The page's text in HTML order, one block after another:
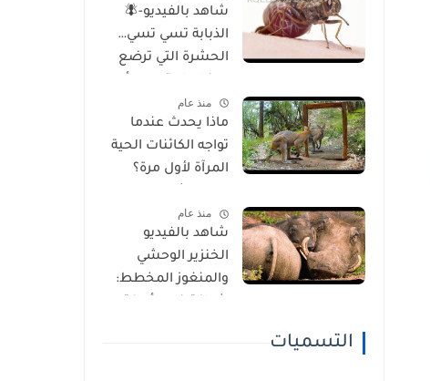
شاهد بالفيديو-🪰
الذبابة تسي تسي…
الحشرة التي ترضع
أخطر الأمراض في
إفريقيا!
منذ عام
ماذا يحدث عندما
تواجه الكائنات الحية
المرآة لأول مرة؟
للسلوك والوعي
الذاتي
منذ عام
شاهد بالفيديو
الخنزير الوحشي
والمنغوز المخطط:
التسميات